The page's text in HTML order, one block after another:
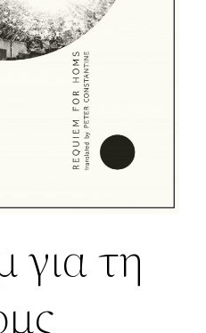
για τη